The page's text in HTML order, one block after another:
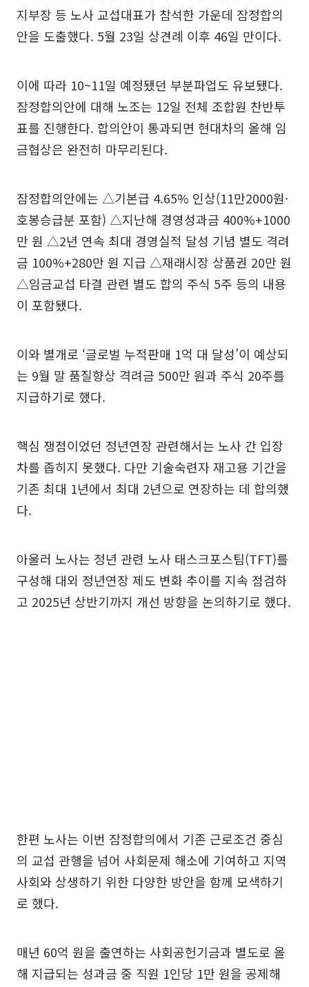
지부장 등 노사 교섭대표가 참석한 가운데 잠정합의
안을 도출했다. 5월 23일 상견례 이후 46일 만이다.
이에 따라 10~11일 예정됐던 부분파업도 유보됐다.
잠정합의안에 대해 노조는 12일 전체 조합원 찬반투
표를 진행한다. 합의안이 통과되면 현대차의 올해 임
금협상은 완전히 마무리된다.
잠정합의안에는 △기본급 4.65% 인상(11만2000원·
호봉승급분 포함) △지난해 경영성과금 400%+1000
만 원 △2년 연속 최대 경영실적 달성 기념 별도 격려
금 100%+280만 원 지급 △재래시장 상품권 20만 원
△임금교섭 타결 관련 별도 합의 주식 5주 등의 내용
이 포함됐다.
이와 별개로 ‘글로벌 누적판매 1억 대 달성’이 예상되
는 9월 말 품질향상 격려금 500만 원과 주식 20주를
지급하기로 했다.
핵심 쟁점이었던 정년연장 관련해서는 노사 간 입장
차를 좁히지 못했다. 다만 기술숙련자 재고용 기간을
기존 최대 1년에서 최대 2년으로 연장하는 데 합의했
다.
아울러 노사는 정년 관련 노사 태스크포스팀(TFT)를
구성해 대외 정년연장 제도 변화 추이를 지속 점검하
고 2025년 상반기까지 개선 방향을 논의하기로 했다.
한편 노사는 이번 잠정합의에서 기존 근로조건 중심
의 교섭 관행을 넘어 사회문제 해소에 기여하고 지역
사회와 상생하기 위한 다양한 방안을 함께 모색하기
로 했다.
매년 60억 원을 출연하는 사회공헌기금과 별도로 올
해 지급되는 성과금 중 직원 1인당 1만 원을 공제해